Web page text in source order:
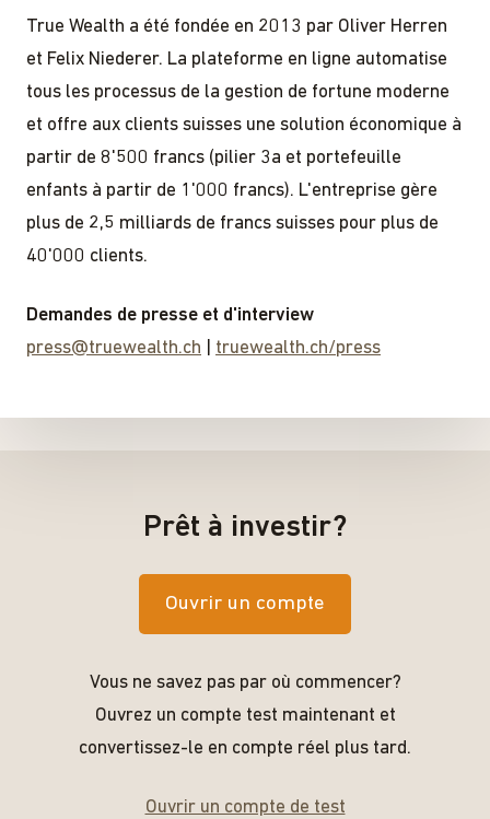
True Wealth a été fondée en 2013 par Oliver Herren
et Felix Niederer. La plateforme en ligne automatise
tous les processus de la gestion de fortune moderne
et offre aux clients suisses une solution économique à
partir de 8'500 francs (pilier 3a et portefeuille
enfants à partir de 1'000 francs). L'entreprise gère
plus de 2,5 milliards de francs suisses pour plus de
40'000 clients.
Demandes de presse et d'interview
press@truewealth.ch
truewealth.ch/press
Prêt à investir?
Ouvrir un compte
Vous ne savez pas par où commencer?
Ouvrez un compte test maintenant et
convertissez-le en compte réel plus tard.
Ouvrir un compte de test